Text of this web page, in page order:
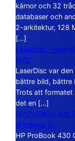
kärnor och 32
databaser och
2-arkitektur, 128
[…]
LaserDisc – den
DVD
LaserDisc var
bättre bild, bättre
Trots att formatet
det en […]
HP ProBook 430
Windows 11
HP ProBook 430